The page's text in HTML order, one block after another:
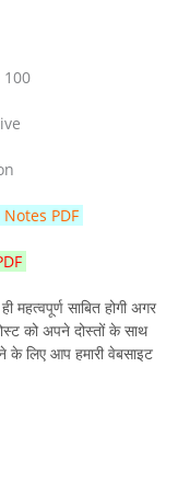
PDF
साबित होगी अगर
को अपने दोस्तों के साथ
के लिए आप हमारी वेबसाइट